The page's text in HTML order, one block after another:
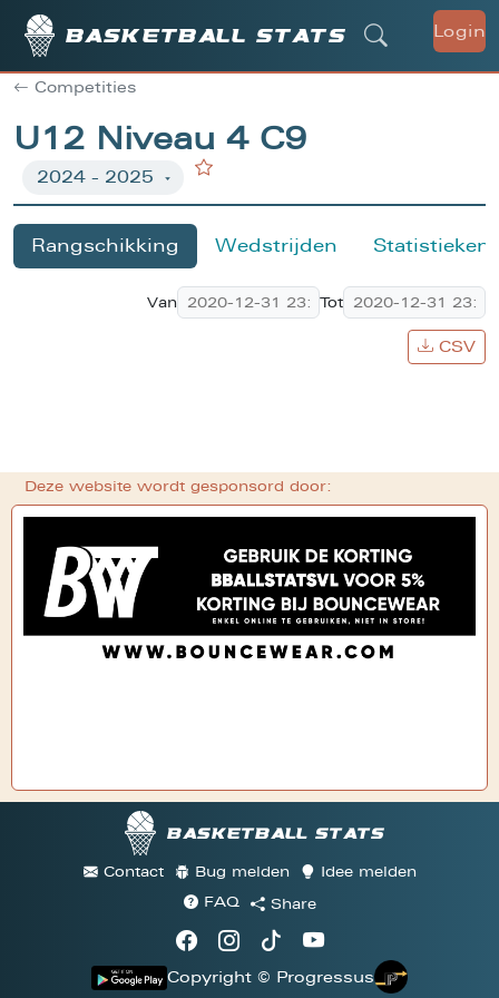
Basketball stats Login
Competities
U12 Niveau 4 C9
Rangschikking Wedstrijden Statistieken
Van Tot
CSV
Deze website wordt gesponsord door:
Basketball stats
Contact Bug melden
Idee melden
FAQ
Share
Copyright © Progressus